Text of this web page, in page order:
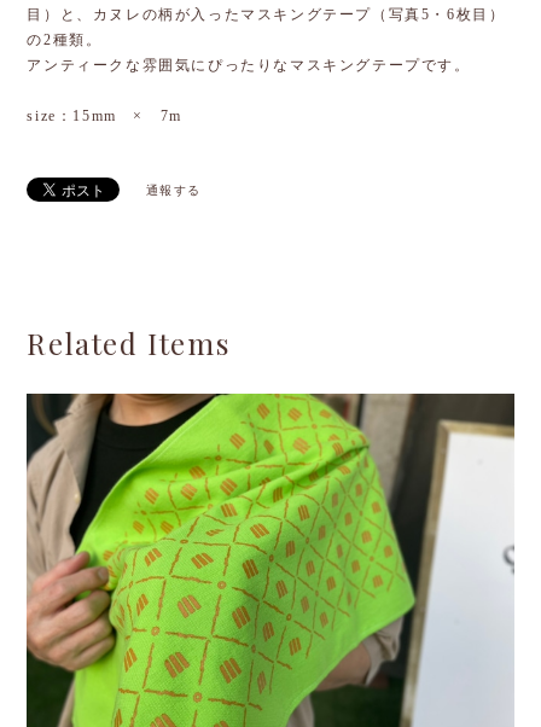
目）と、カヌレの柄が入ったマスキングテープ（写真5・6枚目）
の2種類。
アンティークな雰囲気にぴったりなマスキングテープです。
size：15mm × 7m
通報する
Related Items